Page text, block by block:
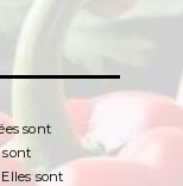
sont
sont
sont